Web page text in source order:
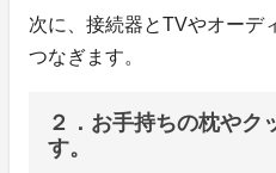
次に、接続器とTVやオーデ
つなぎます。
２．お手持ちの枕やク
す。